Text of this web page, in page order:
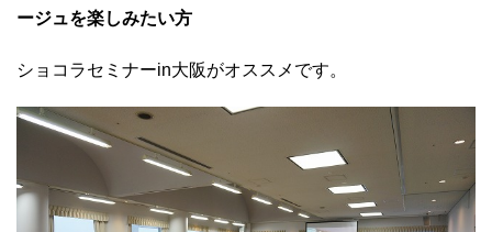
ージュを楽しみたい方
ショコラセミナーin大阪がオススメです。